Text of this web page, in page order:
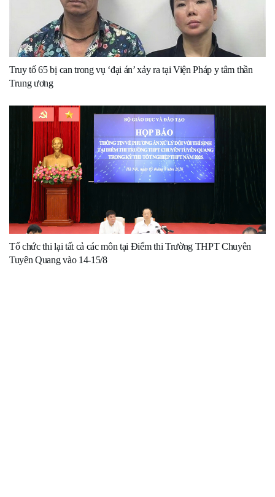
Truy tố 65 bị can trong vụ ‘đại án’ xảy ra tại Viện Pháp y tâm thần
Trung ương
Tổ chức thi lại tất cả các môn tại Điểm thi Trường THPT Chuyên
Tuyên Quang vào 14-15/8